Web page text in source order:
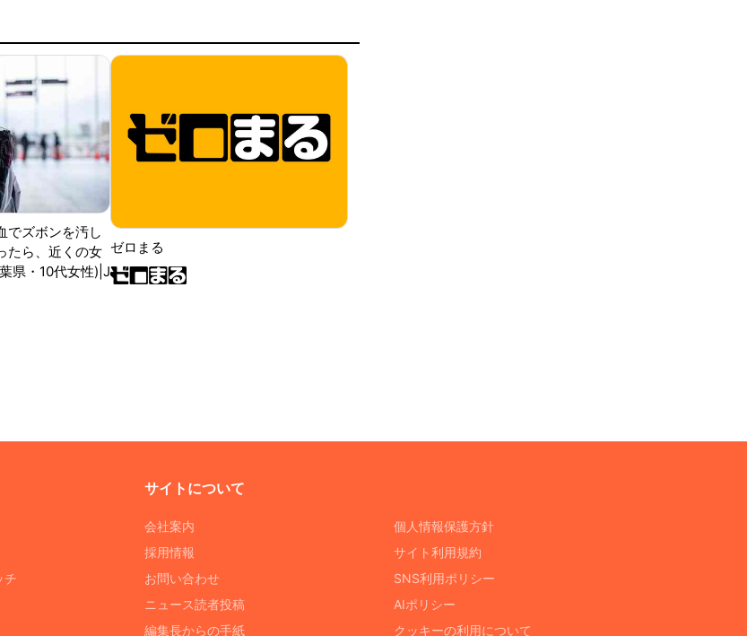
でズボンを汚し
たら、近くの女
県・10代女性)|J
ゼロまる
チ
サイトについて
会社案内
採用情報
お問い合わせ
ニュース読者投稿
編集長からの手紙
個人情報保護方針
サイト利用規約
SNS利用ポリシー
AIポリシー
クッキーの利用について